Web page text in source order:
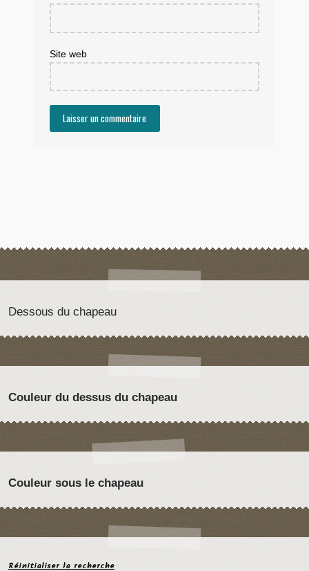
Site web
Dessous du chapeau
Couleur du dessus du chapeau
Couleur sous le chapeau
Réinitialiser la recherche